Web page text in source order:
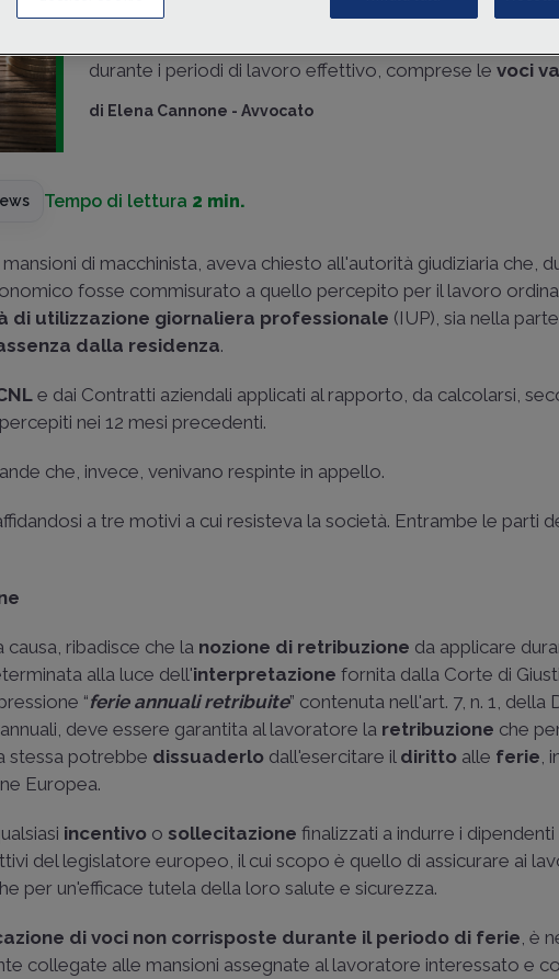
affermato che durante le
ferieil dipendente ha il diritto
durante i periodi di lavoro effettivo, comprese le voci
di Elena Cannone -Avvocato
Tempo di lettura 2 min.
di macchinista, aveva chiesto all'autorità giudiziaria che,
fosse commisurato a quello percepito per il lavoro
di utilizzazione giornaliera professionale (IUP), sia nella
dalla residenza.
e dai Contratti aziendali applicati al rapporto, da calcolarsi,
nei 12 mesi precedenti.
che, invece, venivano respinte in appello.
a tre motivi a cui resisteva la società. Entrambe le parti
ribadisce che la nozione di retribuzione da applicare
alla luce dell'interpretazione fornita dalla Corte di
“ferie annuali retribuite” contenuta nell'art. 7, n. 1, della
deve essere garantita al lavoratore la retribuzione che
stessa potrebbe dissuaderlo dall'esercitare il diritto alle ferie,
Europea.
incentivo o sollecitazione finalizzati a indurre i dipendenti
del legislatore europeo, il cui scopo è quello di assicurare ai
per un'efficace tutela della loro salute e sicurezza.
di voci non corrisposte durante il periodo di ferie, è
collegate alle mansioni assegnate al lavoratore interessato e